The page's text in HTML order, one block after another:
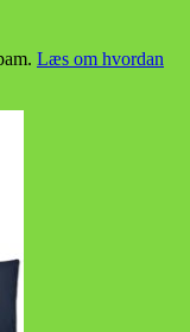
Læs om hvordan